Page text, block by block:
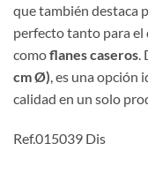
que también destaca
perfecto tanto para el
comoflanes caseros
cm Ø) , es una
calidad en un solo
Ref.015039 Dis